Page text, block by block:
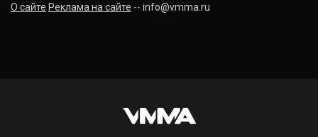
О сайте Реклама на сайте -- info@vmma.ru